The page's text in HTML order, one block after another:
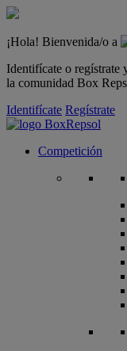
¡Hola! Bienvenida/o a
Identifícate o regístrate
la comunidad Box
Identifícate Regístrate
Competición